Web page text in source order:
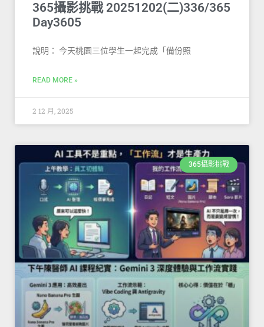
365攝影挑戰 20251202(二)336/365
Day3605
說明： 今天桃園三位學生一起完成「備份照
READ MORE »
2 12 月, 2025
365攝影挑戰